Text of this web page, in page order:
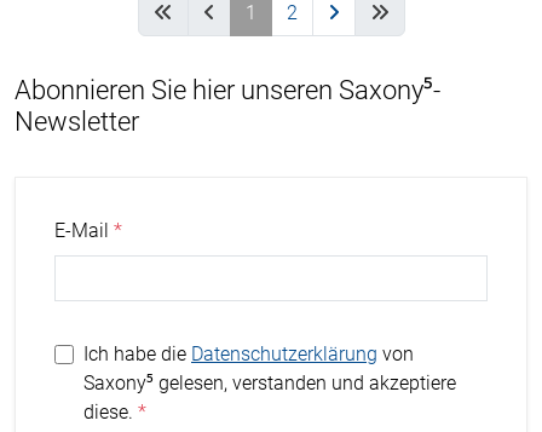
1 2
Abonnieren Sie hier unseren Saxony⁵-
Newsletter
E-Mail
Ich habe die Datenschutzerklärung von
Saxony⁵ gelesen, verstanden und akzeptiere
diese.